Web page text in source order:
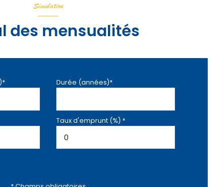
Simulation
des mensualités
Durée (années)*
Taux d'emprunt (%) *